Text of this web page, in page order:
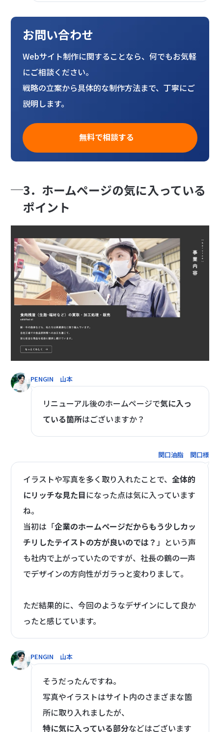
お問い合わせ
Webサイト制作に関することなら、何でもお気軽
にご相談ください。
戦略の立案から具体的な制作方法まで、丁寧にご
説明します。
無料で相談する
3．ホームページの気に入っている
ポイント
PENGIN 山本
リニューアル後のホームページで気に入っ
ている箇所はございますか？
関口油脂 関口様
イラストや写真を多く取り入れたことで、全体的
にリッチな見た目になった点は気に入っています
ね。
当初は「企業のホームページだからもう少しカッ
チリしたテイストの方が良いのでは？」という声
も社内で上がっていたのですが、社長の鶴の一声
でデザインの方向性がガラっと変わりまして。
ただ結果的に、今回のようなデザインにして良か
ったと感じています。
PENGIN 山本
そうだったんですね。
写真やイラストはサイト内のさまざまな箇
所に取り入れましたが、
特に気に入っている部分などはございます